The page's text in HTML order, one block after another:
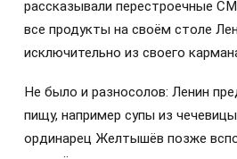
рассказывали перестроечные
все продукты на своём столе
исключительно из своего
Не было и разносолов: Ленин
пищу, например супы из
ординарец Желтышёв позже